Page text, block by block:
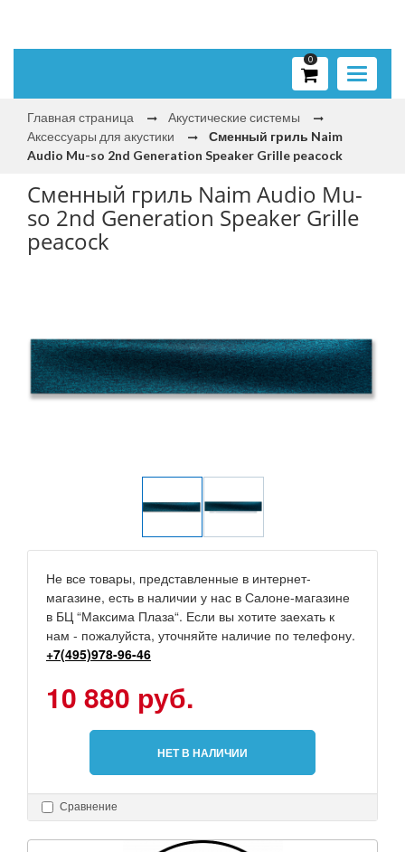
Toggle
0
Главная страница
Акустические системы
Аксессуары для акустики
Сменный гриль Naim
Audio Mu-so 2nd Generation Speaker Grille peacock
Сменный гриль Naim Audio Mu-
so 2nd Generation Speaker Grille
peacock
Не все товары, представленные в интернет-
магазине, есть в наличии у нас в Салоне-магазине
в БЦ “Максима Плаза“. Если вы хотите заехать к
нам - пожалуйста, уточняйте наличие по телефону.
+7(495)978-96-46
10 880 руб.
НЕТ В НАЛИЧИИ
Сравнение